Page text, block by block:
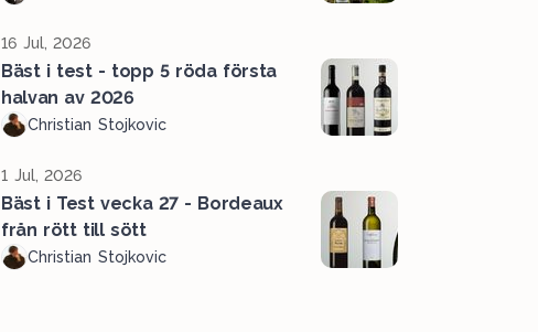
16 Jul, 2026
Bäst i test - topp 5 röda första
halvan av 2026
Christian Stojkovic
1 Jul, 2026
Bäst i Test vecka 27 - Bordeaux
från rött till sött
Christian Stojkovic